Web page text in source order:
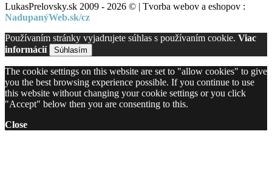
LukasPrelovsky.sk 2009 - 2026 © | Tvorba webov a eshopov :
NadupanýWeb.sk/cz
Používaním stránky vyjadrujete súhlas s používaním cookie. Viac
informácií
Súhlasím
The cookie settings on this website are set to "allow cookies" to give
you the best browsing experience possible. If you continue to use
this website without changing your cookie settings or you click
"Accept" below then you are consenting to this.
Close